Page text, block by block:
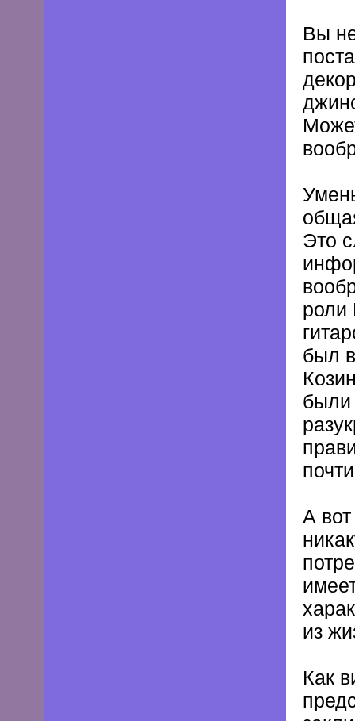
Вы
Это
роли
был
были
А
из
Как